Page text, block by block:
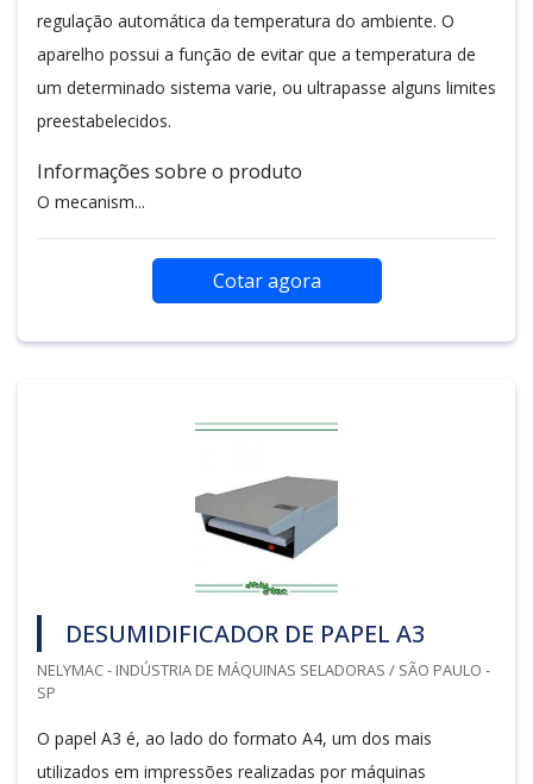
regulação automática da temperatura do ambiente. O
aparelho possui a função de evitar que a temperatura de
um determinado sistema varie, ou ultrapasse alguns limites
preestabelecidos.
Informações sobre o produto
O mecanism...
Cotar agora
DESUMIDIFICADOR DE PAPEL A3
NELYMAC - INDÚSTRIA DE MÁQUINAS SELADORAS / SÃO PAULO -
SP
O papel A3 é, ao lado do formato A4, um dos mais
utilizados em impressões realizadas por máquinas